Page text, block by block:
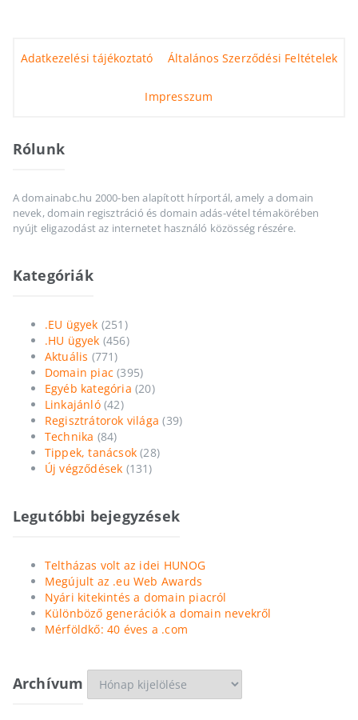
Adatkezelési tájékoztató Általános Szerződési Feltételek
Impresszum
Rólunk
A domainabc.hu 2000-ben alapított hírportál, amely a domain
nevek, domain regisztráció és domain adás-vétel témakörében
nyújt eligazodást az internetet használó közösség részére.
Kategóriák
.EU ügyek (251)
.HU ügyek (456)
Aktuális (771)
Domain piac (395)
Egyéb kategória (20)
Linkajánló(42)
Regisztrátorok világa (39)
Technika (84)
Tippek, tanácsok (28)
Új végződések (131)
Legutóbbi bejegyzések
Teltházas volt az idei HUNOG
Megújult az .eu Web Awards
Nyári kitekintés a domain piacról
Különböző generációk a domain nevekről
Mérföldkő: 40 éves a .com
Archívum